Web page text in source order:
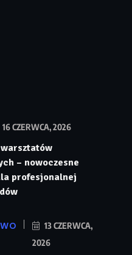
16 CZERWCA, 2026
– nowoczesne
profesjonalnej
13 CZERWCA,
2026